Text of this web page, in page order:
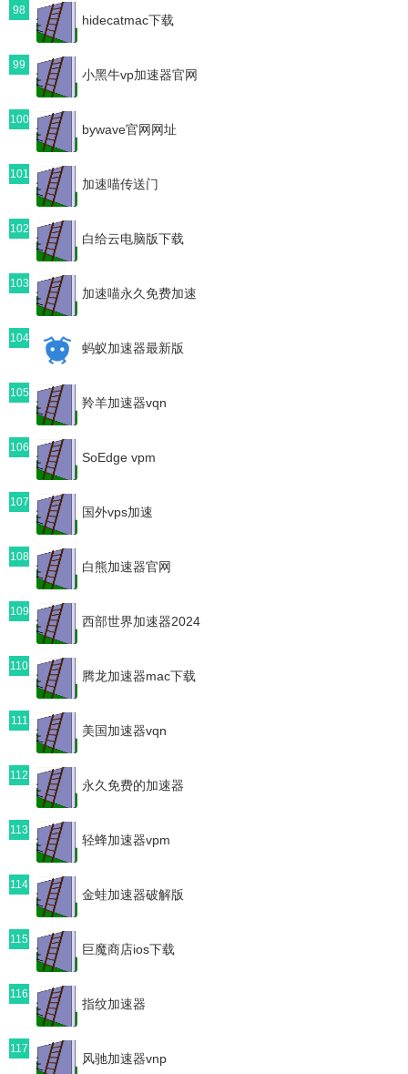
98
hidecatmac下载
99
小黑牛vp加速器官网
100
bywave官网网址
101
加速喵传送门
102
白给云电脑版下载
103
加速喵永久免费加速
104
蚂蚁加速器最新版
105
羚羊加速器vqn
106
SoEdge vpm
107
国外vps加速
108
白熊加速器官网
109
西部世界加速器2024
110
腾龙加速器mac下载
111
美国加速器vqn
112
永久免费的加速器
113
轻蜂加速器vpm
114
金蛙加速器破解版
115
巨魔商店ios下载
116
指纹加速器
117
风驰加速器vnp